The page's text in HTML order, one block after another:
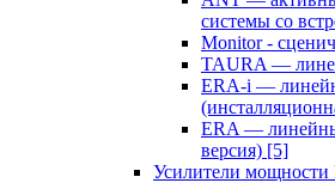
системы со
Monitor -
TAURA —
ERA-i —
ERA —
версия) [5]
Усилители мощности